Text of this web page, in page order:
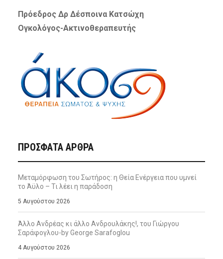
Πρόεδρος Δρ Δέσποινα Κατσώχη
Ογκολόγος-Ακτινοθεραπευτής
ΠΡΌΣΦΑΤΑ ΆΡΘΡΑ
Μεταμόρφωση του Σωτήρος: η Θεία Ενέργεια που υμνεί
το Άϋλο – Τι λέει η παράδοση
5 Αυγούστου 2026
Άλλο Ανδρέας κι άλλο Ανδρουλάκης!, του Γιώργου
Σαράφογλου-by George Sarafoglou
4 Αυγούστου 2026